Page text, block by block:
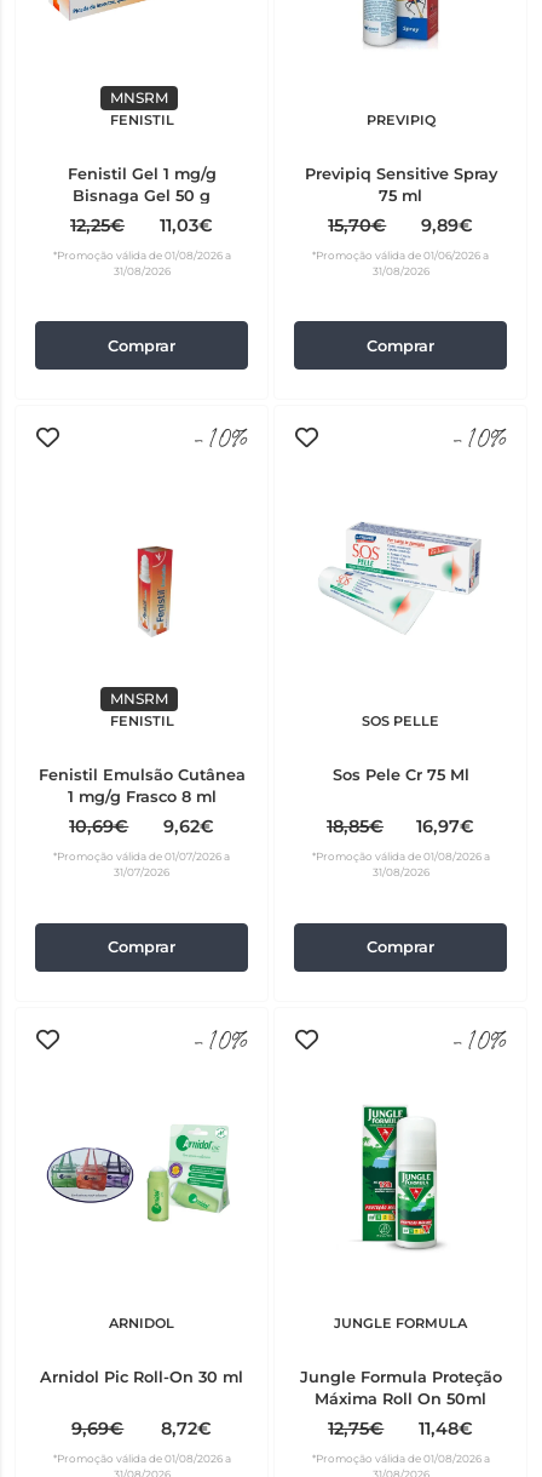
MNSRM
FENISTIL
Fenistil Gel 1 mg/g
Bisnaga Gel 50 g
12,25€ 11,03€
*Promoção válida de 01/08/2026 a
31/08/2026
Comprar
PREVIPIQ
Previpiq Sensitive Spray
75 ml
15,70€ 9,89€
*Promoção válida de 01/06/2026 a
31/08/2026
Comprar
-10%
MNSRM
FENISTIL
Fenistil Emulsão Cutânea
1 mg/g Frasco 8 ml
10,69€ 9,62€
*Promoção válida de 01/07/2026 a
31/07/2026
Comprar
-10%
SOS PELLE
Sos Pele Cr 75 Ml
18,85€ 16,97€
*Promoção válida de 01/08/2026 a
31/08/2026
Comprar
-10%
ARNIDOL
Arnidol Pic Roll-On 30 ml
9,69€ 8,72€
*Promoção válida de 01/08/2026 a
31/08/2026
-10%
JUNGLE FORMULA
Jungle Formula Proteção
Máxima Roll On 50ml
12,75€ 11,48€
*Promoção válida de 01/08/2026 a
31/08/2026